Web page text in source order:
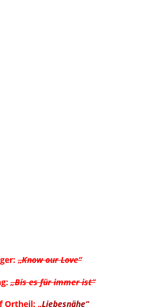
: „Know our Love“
: „Bis es für immer ist“
Ortheil: „Liebesnähe“